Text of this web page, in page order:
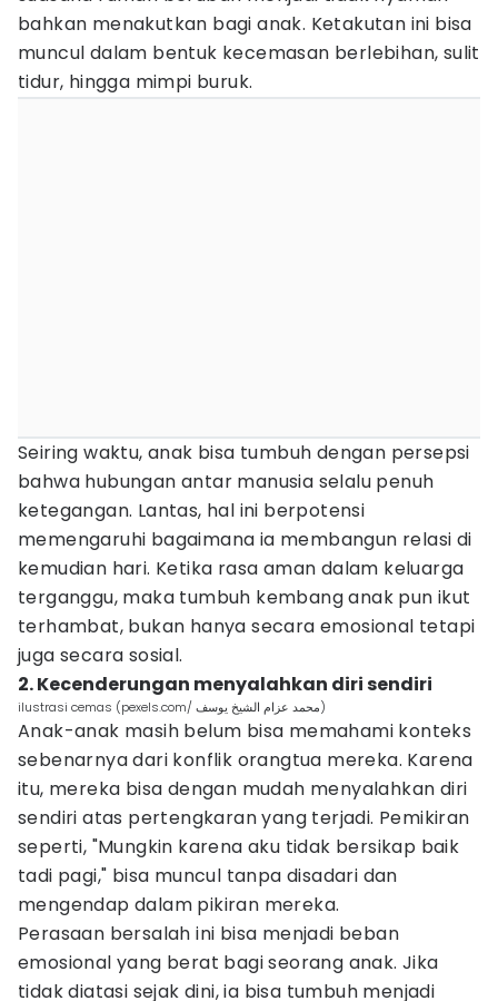
bahkan menakutkan bagi anak. Ketakutan ini bisa
muncul dalam bentuk kecemasan berlebihan, sulit
tidur, hingga mimpi buruk.
Seiring waktu, anak bisa tumbuh dengan persepsi
bahwa hubungan antar manusia selalu penuh
ketegangan. Lantas, hal ini berpotensi
memengaruhi bagaimana ia membangun relasi di
kemudian hari. Ketika rasa aman dalam keluarga
terganggu, maka tumbuh kembang anak pun ikut
terhambat, bukan hanya secara emosional tetapi
juga secara sosial.
2. Kecenderungan menyalahkan diri sendiri
ilustrasi cemas (pexels.com/ محمد عزام الشيخ يوسف)
Anak-anak masih belum bisa memahami konteks
sebenarnya dari konflik orangtua mereka. Karena
itu, mereka bisa dengan mudah menyalahkan diri
sendiri atas pertengkaran yang terjadi. Pemikiran
seperti, "Mungkin karena aku tidak bersikap baik
tadi pagi," bisa muncul tanpa disadari dan
mengendap dalam pikiran mereka.
Perasaan bersalah ini bisa menjadi beban
emosional yang berat bagi seorang anak. Jika
tidak diatasi sejak dini, ia bisa tumbuh menjadi